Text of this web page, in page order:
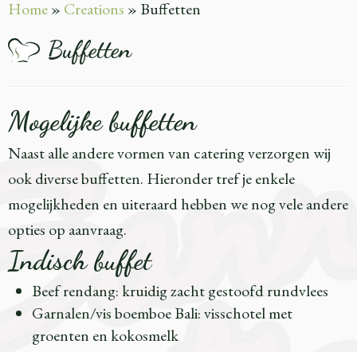
Home» Creations » Buffetten
Buffetten
Mogelijke buffetten
Naast alle andere vormen van catering verzorgen wij
ook diverse buffetten. Hieronder tref je enkele
mogelijkheden en uiteraard hebben we nog vele andere
opties op aanvraag.
Indisch buffet
Beef rendang: kruidig zacht gestoofd rundvlees
Garnalen/vis boemboe Bali: visschotel met
groenten en kokosmelk